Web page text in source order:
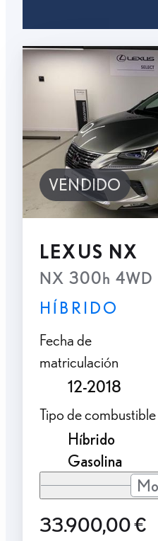
VENDIDO
LEXUS NX
NX 300h 4WD
HÍBRIDO
Fecha de
matriculación
12-2018
Tipo de combustible
Híbrido
Gasolina
33.900,00 €